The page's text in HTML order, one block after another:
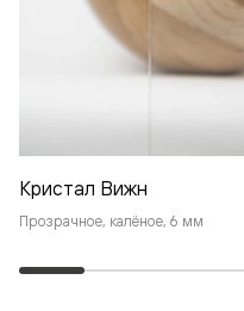
Кристал Вижн
Прозрачное, калёное, 6 мм